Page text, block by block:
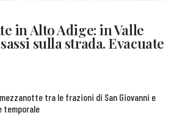
in Alto Adige: in Valle
sulla strada. Evacuate
tra le frazioni di San Giovanni e
temporale